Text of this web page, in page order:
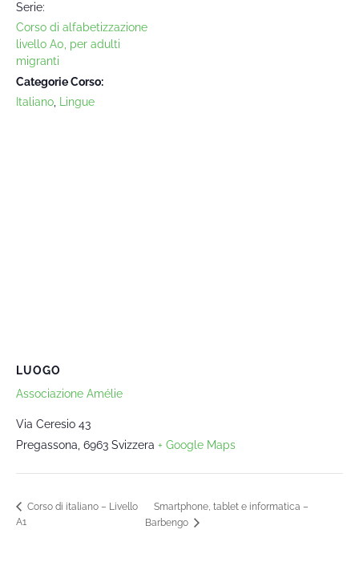
Serie:
Corso di alfabetizzazione
livello A0, per adulti
migranti
Categorie Corso:
Italiano
Lingue
LUOGO
Associazione Amélie
Via Ceresio 43
Pregassona 6963 Svizzera + Google Maps
Corso di italiano – Livello
A1
Smartphone, tablet e informatica –
Barbengo